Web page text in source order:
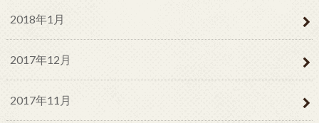
2018年1月
2017年12月
2017年11月